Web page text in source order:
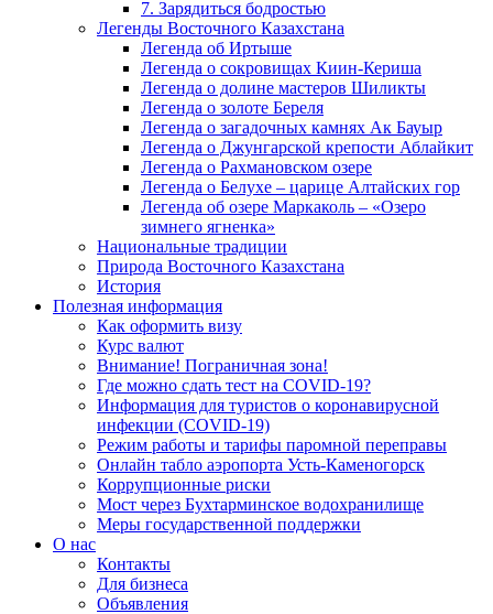
7. Зарядиться бодростью
Легенды Восточного Казахстана
Легенда об Иртыше
Легенда о сокровищах Киин-Кериша
Легенда о долине мастеров Шиликты
Легенда о золоте Береля
Легенда о загадочных камнях Ак Бауыр
Легенда о Джунгарской крепости Аблайкит
Легенда о Рахмановском озере
Легенда о Белухе – царице Алтайских гор
Легенда об озере Маркаколь – «Озеро
зимнего ягненка»
Национальные традиции
Природа Восточного Казахстана
История
Полезная информация
Как оформить визу
Курс валют
Внимание! Пограничная зона!
Где можно сдать тест на COVID-19?
Информация для туристов о коронавирусной
инфекции (COVID-19)
Режим работы и тарифы паромной переправы
Онлайн табло аэропорта Усть-Каменогорск
Коррупционные риски
Мост через Бухтарминское водохранилище
Меры государственной поддержки
О нас
Контакты
Для бизнеса
Объявления